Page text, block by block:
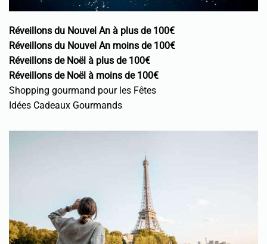
Réveillons du Nouvel An à plus de 100€
Réveillons du Nouvel An moins de 100€
Réveillons de Noël à plus de 100€
Réveillons de Noël à moins de 100€
Shopping gourmand pour les Fêtes
Idées Cadeaux Gourmands